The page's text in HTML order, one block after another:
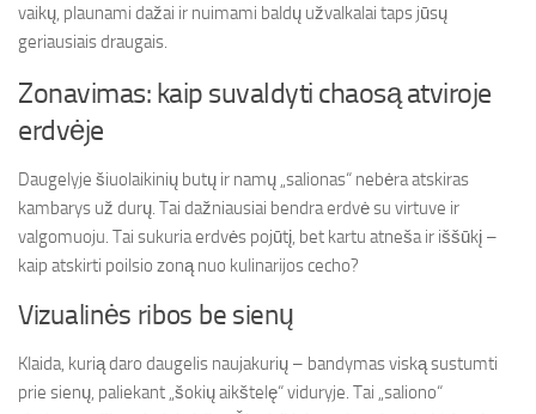
vaikų, plaunami dažai ir nuimami baldų užvalkalai taps jūsų
geriausiais draugais.
Zonavimas: kaip suvaldyti chaosą atviroje
erdvėje
Daugelyje šiuolaikinių butų ir namų „salionas“ nebėra atskiras
kambarys už durų. Tai dažniausiai bendra erdvė su virtuve ir
valgomuoju. Tai sukuria erdvės pojūtį, bet kartu atneša ir iššūkį –
kaip atskirti poilsio zoną nuo kulinarijos cecho?
Vizualinės ribos be sienų
Klaida, kurią daro daugelis naujakurių – bandymas viską sustumti
prie sienų, paliekant „šokių aikštelę“ viduryje. Tai „saliono“